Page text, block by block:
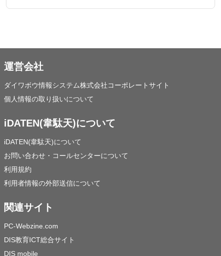
運営会社
ダイワボウ情報システム株式会社コーポレートサイト
個人情報の取り扱いについて
iDATEN(韋駄天)について
iDATEN(韋駄天)について
お問い合わせ・コールセンターについて
利用規約
利用者情報の外部送信について
関連サイト
PC-Webzine.com
DIS教育ICT総合サイト
DIS mobile